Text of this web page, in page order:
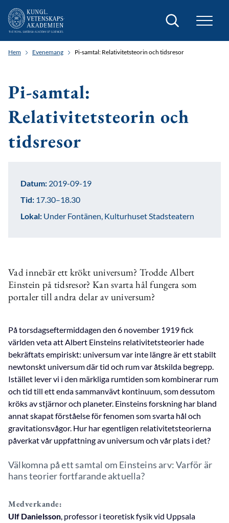
Sök
Hem Evenemang Pi-samtal: Relativitetsteorin och tidsresor
Pi-samtal:
Relativitetsteorin och
tidsresor
Vad innebär ett krökt universum? Trodde Albert
Einstein på tidsresor? Kan svarta hål fungera som
portaler till andra delar av universum?
På torsdagseftermiddagen den 6 november 1919 fick
världen veta att Albert Einsteins relativitetsteorier hade
bekräftats empiriskt: universum var inte längre är ett stabilt
newtonskt universum där tid och rum var åtskilda begrepp.
Istället lever vi i den märkliga rumtiden som kombinerar rum
och tid till ett enda sammanvävt kontinuum, som dessutom
kröks av stjärnor och planeter. Einsteins forskning har bland
annat skapat förståelse för fenomen som svarta hål och
gravitationsvågor. Hur har egentligen relativitetsteorierna
påverkat vår uppfattning av universum och vår plats i det?
Välkomna på ett samtal om Einsteins arv: Varför är
hans teorier fortfarande aktuella?
Medverkande:
Ulf Danielsson, professor i teoretisk fysik vid Uppsala
Datum: 2019-09-19
Tid: 17.30–18.30
Lokal: Under Fontänen, Kulturhuset Stadsteatern